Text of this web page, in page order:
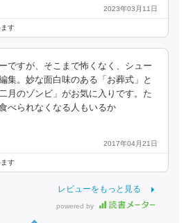
2023年03月11日
す
ですが、そこまで怖くなく、シュー
集。妙な面白味のある「お葬式」と
月のゾンビ」がお気に入りです。た
べられなくなる人もいるか
2017年04月21日
す
レビューをもっと見る
powered by